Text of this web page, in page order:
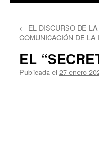
← EL DISCURSO DE
COMUNICACIÓN DE LA
EL
Publicada el 27 enero